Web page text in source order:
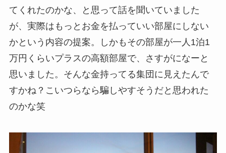
てくれたのかな、と思って話を聞いていました
が、実際はもっとお金を払っていい部屋にしない
かという内容の提案。しかもその部屋が一人1泊1
万円くらいプラスの高額部屋で、さすがになーと
思いました。そんな金持ってる集団に見えたんで
すかね？こいつらなら騙しやすそうだと思われた
のかな笑